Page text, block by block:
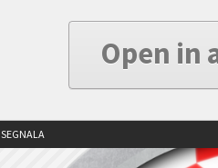
Open in
SEGNALA